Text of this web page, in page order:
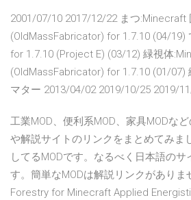
2001/07/10 2017/12/22 まつ:Minecraft
(OldMassFabricator) for 1.7.10 (04/19)
for 1.7.10 (Project E) (03/12) 緑視体
(OldMassFabricator) for 1.7.10 (01/07)
マター 2013/04/02 2019/10/25 2019/
工業MOD、便利系MOD、家具MODな
や解説サイトのリンクをまとめてみま
してるMODです。なるべく日本語の
す。簡単なMODは解説リンクがありま
Forestry for Minecraft Applied